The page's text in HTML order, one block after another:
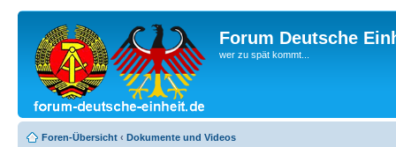
Forum Deutsche
wer zu spät kommt...
Foren-Übersicht ‹ Dokumente und Videos